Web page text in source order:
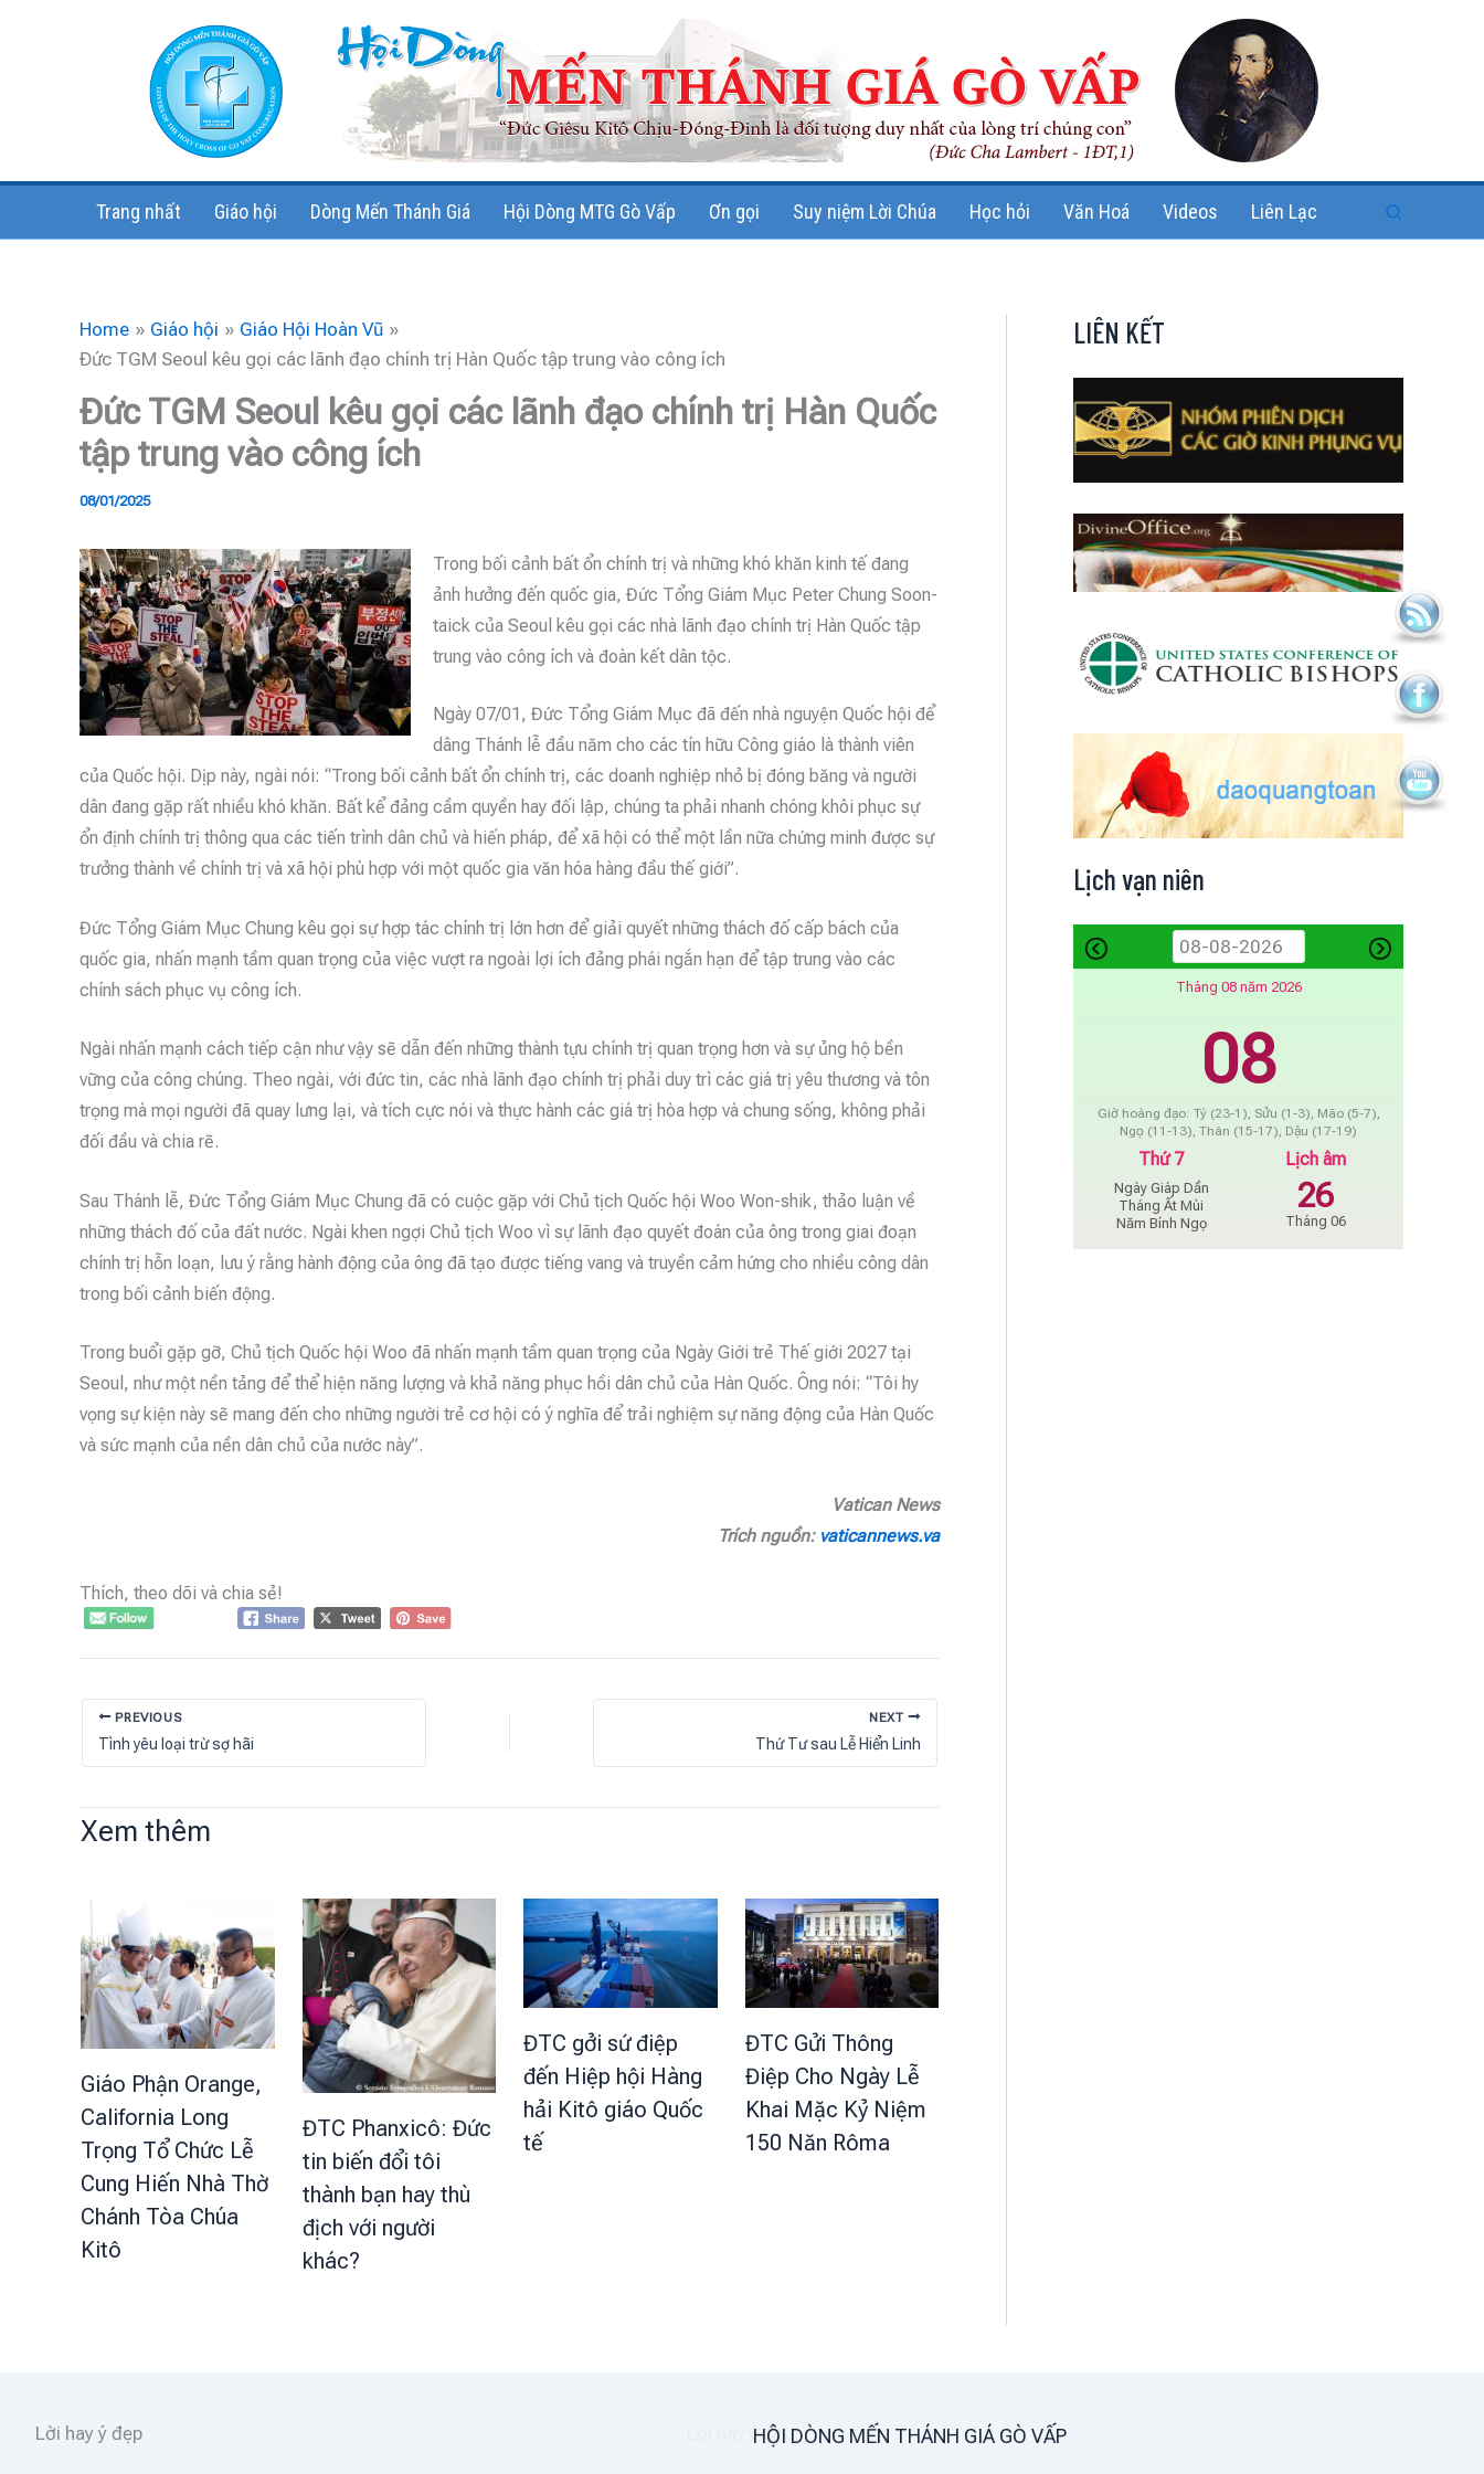
Trang nhất Giáo hội Dòng Mến Thánh Giá Hội Dòng MTG Gò Vấp Ơn gọi Suy niệm Lời Chúa Học hỏi Văn Hoá Videos Liên Lạc Search
Home Giáo hội
Giáo Hội Hoàn Vũ
Đức TGM Seoul kêu gọi các lãnh đạo chính trị Hàn Quốc tập trung vào công ích
Đức TGM Seoul kêu gọi các lãnh đạo chính trị Hàn Quốc
tập trung vào công ích
08/01/2025
Trong bối cảnh bất ổn chính trị và những khó khăn kinh tế đang
ảnh hưởng đến quốc gia, Đức Tổng Giám Mục Peter Chung Soon-
taick của Seoul kêu gọi các nhà lãnh đạo chính trị Hàn Quốc tập
trung vào công ích và đoàn kết dân tộc.
Ngày 07/01, Đức Tổng Giám Mục đã đến nhà nguyện Quốc hội để
dâng Thánh lễ đầu năm cho các tín hữu Công giáo là thành viên
của Quốc hội. Dịp này, ngài nói: “Trong bối cảnh bất ổn chính trị, các doanh nghiệp nhỏ bị đóng băng và người
dân đang gặp rất nhiều khó khăn. Bất kể đảng cầm quyền hay đối lập, chúng ta phải nhanh chóng khôi phục sự
ổn định chính trị thông qua các tiến trình dân chủ và hiến pháp, để xã hội có thể một lần nữa chứng minh được sự
trưởng thành về chính trị và xã hội phù hợp với một quốc gia văn hóa hàng đầu thế giới”.
Đức Tổng Giám Mục Chung kêu gọi sự hợp tác chính trị lớn hơn để giải quyết những thách đố cấp bách của
quốc gia, nhấn mạnh tầm quan trọng của việc vượt ra ngoài lợi ích đảng phái ngắn hạn để tập trung vào các
chính sách phục vụ công ích.
Ngài nhấn mạnh cách tiếp cận như vậy sẽ dẫn đến những thành tựu chính trị quan trọng hơn và sự ủng hộ bền
vững của công chúng. Theo ngài, với đức tin, các nhà lãnh đạo chính trị phải duy trì các giá trị yêu thương và tôn
trọng mà mọi người đã quay lưng lại, và tích cực nói và thực hành các giá trị hòa hợp và chung sống, không phải
đối đầu và chia rẽ.
Sau Thánh lễ, Đức Tổng Giám Mục Chung đã có cuộc gặp với Chủ tịch Quốc hội Woo Won-shik, thảo luận về
những thách đố của đất nước. Ngài khen ngợi Chủ tịch Woo vì sự lãnh đạo quyết đoán của ông trong giai đoạn
chính trị hỗn loạn, lưu ý rằng hành động của ông đã tạo được tiếng vang và truyền cảm hứng cho nhiều công dân
trong bối cảnh biến động.
Trong buổi gặp gỡ, Chủ tịch Quốc hội Woo đã nhấn mạnh tầm quan trọng của Ngày Giới trẻ Thế giới 2027 tại
Seoul, như một nền tảng để thể hiện năng lượng và khả năng phục hồi dân chủ của Hàn Quốc. Ông nói: “Tôi hy
vọng sự kiện này sẽ mang đến cho những người trẻ cơ hội có ý nghĩa để trải nghiệm sự năng động của Hàn Quốc
và sức mạnh của nền dân chủ của nước này”.
Vatican News
Trích nguồn: vaticannews.va
Thích, theo dõi và chia sẻ!
PREVIOUS
Tình yêu loại trừ sợ hãi
NEXT
Thứ Tư sau Lễ Hiển Linh
Xem thêm
Giáo Phận Orange,
California Long
Trọng Tổ Chức Lễ
Cung Hiến Nhà Thờ
Chánh Tòa Chúa
Kitô
ĐTC Phanxicô: Đức
tin biến đổi tôi
thành bạn hay thù
địch với người
khác?
ĐTC gởi sứ điệp
đến Hiệp hội Hàng
hải Kitô giáo Quốc
tế
ĐTC Gửi Thông
Điệp Cho Ngày Lễ
Khai Mặc Kỷ Niệm
150 Năn Rôma
LIÊN KẾT
Lịch vạn niên
Tháng 08 năm 2026
08
Giờ hoàng đạo: Tý (23-1), Sửu (1-3), Mão (5-7),
Ngọ (11-13), Thân (15-17), Dậu (17-19)
Thứ 7
Ngày Giáp Dần
Tháng Ất Mùi
Năm Bính Ngọ
Lịch âm
26
Tháng 06
Lời hay ý đẹp HỘI DÒNG MẾN THÁNH GIÁ GÒ VẤP